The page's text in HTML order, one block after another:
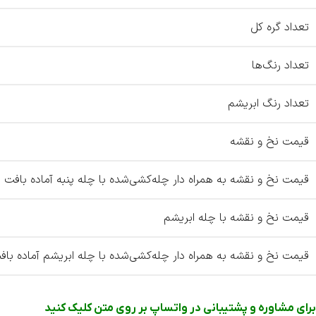
تعداد گره کل
تعداد رنگ‌ها
تعداد رنگ ابریشم
قیمت نخ و نقشه
قیمت نخ و نقشه به همراه دار چله‌کشی‌شده با چله پنبه آماده بافت
قیمت نخ و نقشه با چله ابریشم
قیمت نخ و نقشه به همراه دار چله‌کشی‌شده با چله ابریشم آماده
برای مشاوره و پشتیبانی در واتساپ بر روی متن کلیک کنید